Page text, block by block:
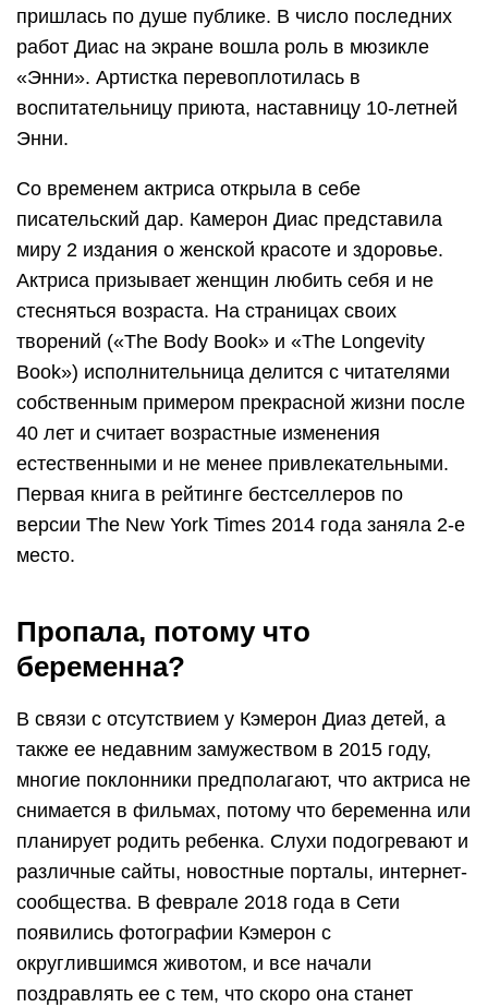
пришлась по душе публике. В число последних
работ Диас на экране вошла роль в мюзикле
«Энни». Артистка перевоплотилась в
воспитательницу приюта, наставницу 10-летней
Энни.
Со временем актриса открыла в себе
писательский дар. Камерон Диас представила
миру 2 издания о женской красоте и здоровье.
Актриса призывает женщин любить себя и не
стесняться возраста. На страницах своих
творений («The Body Book» и «The Longevity
Book») исполнительница делится с читателями
собственным примером прекрасной жизни после
40 лет и считает возрастные изменения
естественными и не менее привлекательными.
Первая книга в рейтинге бестселлеров по
версии The New York Times 2014 года заняла 2-е
место.
Пропала, потому что
беременна?
В связи с отсутствием у Кэмерон Диаз детей, а
также ее недавним замужеством в 2015 году,
многие поклонники предполагают, что актриса не
снимается в фильмах, потому что беременна или
планирует родить ребенка. Слухи подогревают и
различные сайты, новостные порталы, интернет-
сообщества. В феврале 2018 года в Сети
появились фотографии Кэмерон с
округлившимся животом, и все начали
поздравлять ее с тем, что скоро она станет